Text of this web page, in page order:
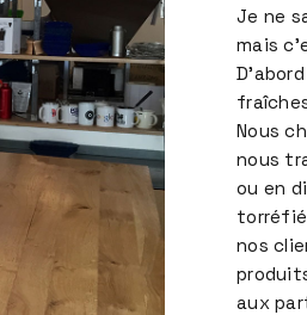
Je ne
mais
Nous
nous
ou en
nos
aux